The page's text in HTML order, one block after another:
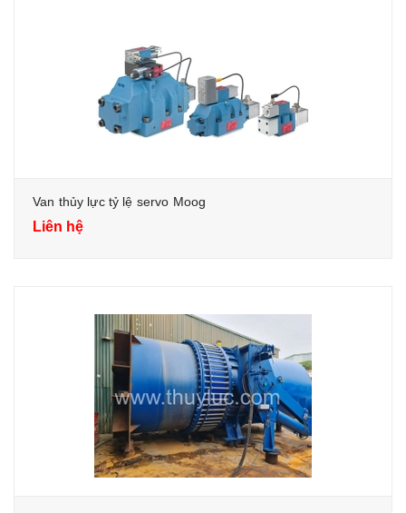
Van thủy lực tỷ lệ servo Moog
Liên hệ